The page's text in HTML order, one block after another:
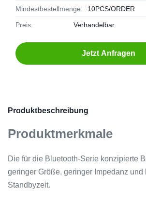
Mindestbestellmenge: 10PCS/ORDER
Preis: Verhandelbar
Jetzt Anfragen
Produktbeschreibung
Produktmerkmale
Die für die Bluetooth-Serie konzipierte
geringer Größe, geringer Impedanz und
Standbyzeit.